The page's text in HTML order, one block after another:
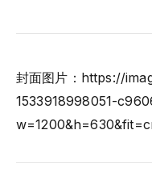
封面图片：https://
1533918998051-